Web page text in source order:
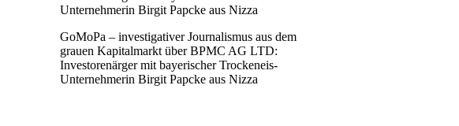
GoMoPa – investigativer Journalismus aus dem
grauen Kapitalmarkt über BPMC AG LTD:
Investorenärger mit bayerischer Trockeneis-
Unternehmerin Birgit Papcke aus Nizza